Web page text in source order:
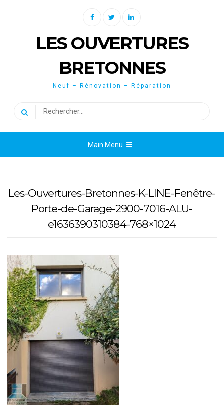
FacebookTwitterLinkedin
LES OUVERTURES
BRETONNES
Neuf – Rénovation – Réparation
Rechercher :
Main Menu
Les-Ouvertures-Bretonnes-K-LINE-Fenêtre-
Porte-de-Garage-2900-7016-ALU-
e1636390310384-768×1024